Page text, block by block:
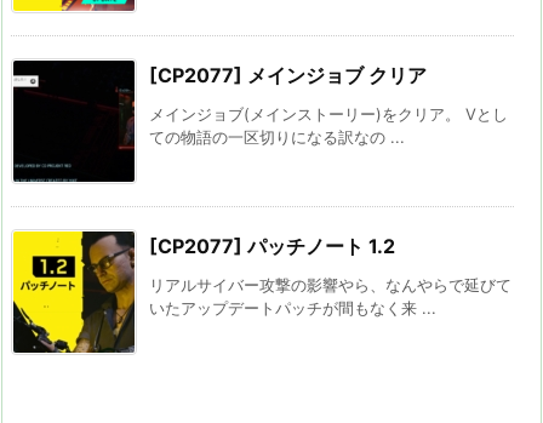
[CP2077] メインジョブ クリア
メインジョブ(メインストーリー)をクリア。 Vとし
ての物語の一区切りになる訳なの ...
[CP2077] パッチノート 1.2
リアルサイバー攻撃の影響やら、なんやらで延びて
いたアップデートパッチが間もなく来 ...